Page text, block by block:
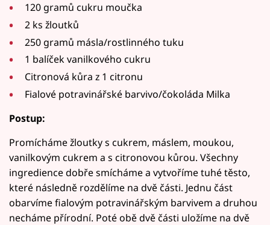
120 gramů cukru moučka
2 ks žloutků
250 gramů másla/rostlinného tuku
1 balíček vanilkového cukru
Citronová kůra z 1 citronu
Fialové potravinářské barvivo/čokoláda Milka
Postup:
Promícháme žloutky s cukrem, máslem, moukou,
vanilkovým cukrem a s citronovou kůrou. Všechny
ingredience dobře smícháme a vytvoříme tuhé těsto,
které následně rozdělíme na dvě části. Jednu část
obarvíme fialovým potravinářským barvivem a druhou
necháme přírodní. Poté obě dvě části uložíme na dvě